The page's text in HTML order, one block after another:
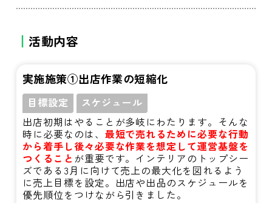
活動内容
実施施策①出店作業の短縮化
目標設定
スケジュール
出店初期はやることが多岐にわたります。そんな
時に必要なのは、 最短で売れるために必要な行動
から着手し後々必要な作業を想定して運営基盤を
つくること が重要です。インテリアのトップシー
ズである3月に向けて売上の最大化を図れるよう
に売上目標を設定。出店や出品のスケジュールを
優先順位をつけながら引きました。